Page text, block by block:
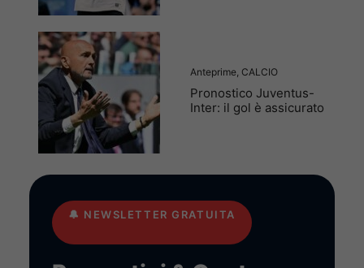
Anteprime, CALCIO
Pronostico Juventus-
Inter: il gol è assicurato
🔔 NEWSLETTER GRATUITA